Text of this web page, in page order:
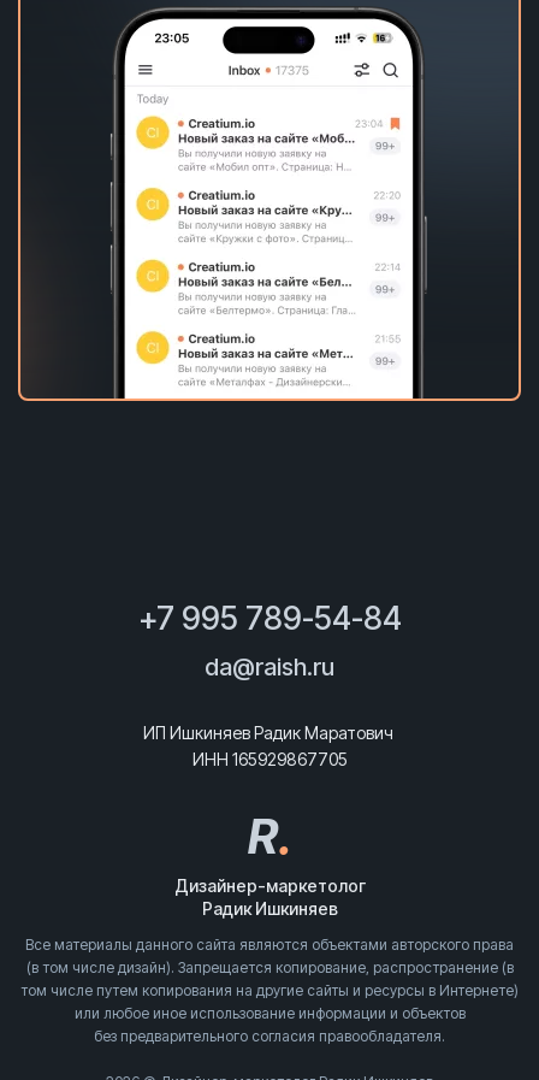
+7 995 789-54-84
da@raish.ru
ИП Ишкиняев Радик Маратович
ИНН 165929867705
R.
Дизайнер-маркетолог
Радик Ишкиняев
Все материалы данного сайта являются объектами авторского права
(в том числе дизайн). Запрещается копирование, распространение (в
том числе путем копирования на другие сайты и ресурсы в Интернете)
или любое иное использование информации и объектов
без предварительного согласия правообладателя.